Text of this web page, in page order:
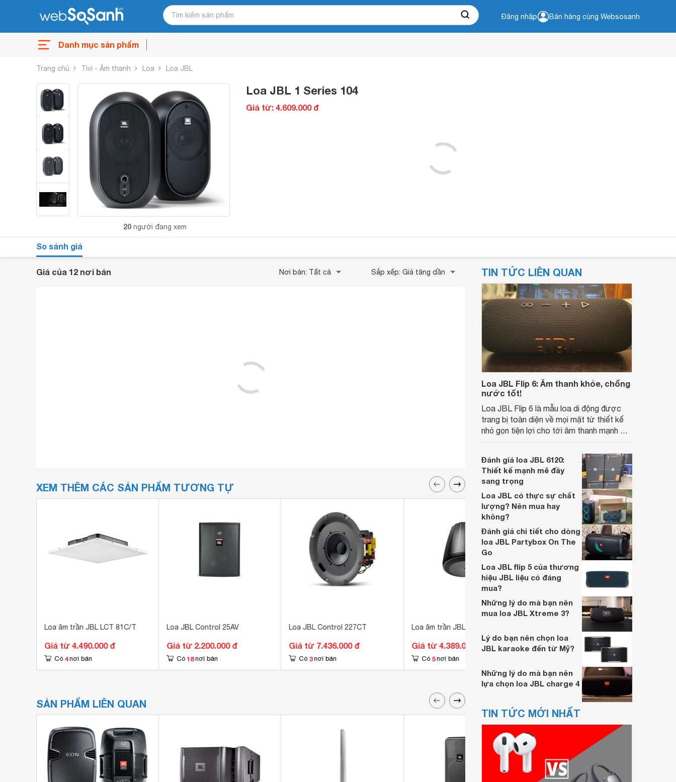
Đăng nhập Bán hàng cùng Websosanh
Danh mục sản phẩm
Trang chủ Tivi - Âm thanh Loa Loa JBL
20 người đang xem
Loa JBL 1 Series 104
Giá từ: 4.609.000 đ
So sánh giá
Giá của 12 nơi bán Nơi bán: Tất cả Sắp xếp: Giá tăng dần
XEM THÊM CÁC SẢN PHẨM TƯƠNG TỰ
Loa âm trần JBL LCT 81C/T
Giá từ 4.490.000 đ
Có 4 nơi bán
Loa JBL Control 25AV
Giá từ 2.200.000 đ
Có 18 nơi bán
Loa JBL Control 227CT
Giá từ 7.436.000 đ
Có 3 nơi bán
Loa âm trần JBL Control 64PT
Giá từ 4.389.000 đ
Có 5 nơi bán
Giá từ 4.750.000 đ
SẢN PHẨM LIÊN QUAN
TIN TỨC LIÊN QUAN
Loa JBL Flip 6: Âm thanh khỏe, chống
nước tốt!
Loa JBL Flip 6 là mẫu loa di động được
trang bị toàn diện về mọi mặt từ thiết kế
nhỏ gọn tiện lợi cho tới âm thanh mạnh mẽ
Sản phẩm là mẫu loa mà bạn không thể bỏ
qua!
Đánh giá loa JBL 6120:
Thiết kế mạnh mẽ đầy
sang trọng
Loa JBL có thực sự chất
lượng? Nên mua hay
không?
Đánh giá chi tiết cho dòng
loa JBL Partybox On The
Go
Loa JBL flip 5 của thương
hiệu JBL liệu có đáng
mua?
Những lý do mà bạn nên
mua loa JBL Xtreme 3?
Lý do bạn nên chọn loa
JBL karaoke đến từ Mỹ?
Những lý do mà bạn nên
lựa chọn loa JBL charge 4
TIN TỨC MỚI NHẤT